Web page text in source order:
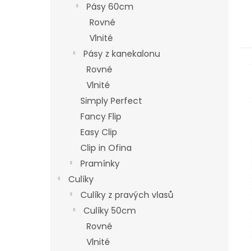
Pásy 60cm
Rovné
Vlnité
Pásy z kanekalonu
Rovné
Vlnité
Simply Perfect
Fancy Flip
Easy Clip
Clip in Ofina
Pramínky
Culíky
Culíky z pravých vlasů
Culíky 50cm
Rovné
Vlnité